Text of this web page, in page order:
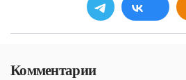
Комментарии